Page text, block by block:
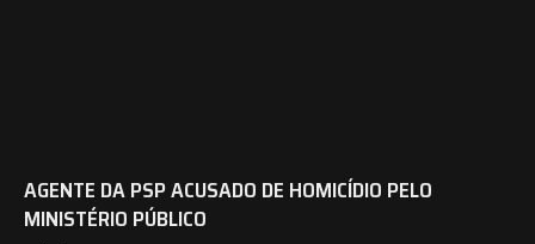
AGENTE DA PSP ACUSADO DE HOMICÍDIO PELO
MINISTÉRIO PÚBLICO